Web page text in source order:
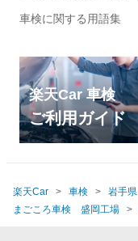
車検に関する用語集
楽天Car 車検
ご利用ガイド
楽天Car 車検 岩手県
まごころ車検 盛岡工場